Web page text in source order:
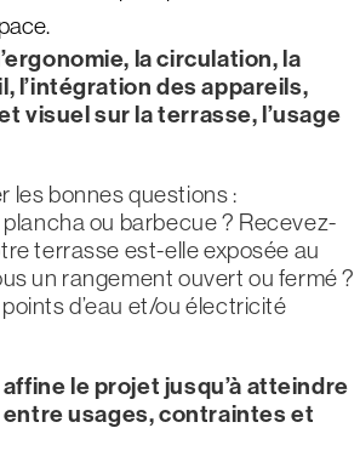
la circulation, la
l’intégration des appareils,
visuel sur la terrasse, l’usage
les bonnes questions :
ou barbecue ? Recevez-
terrasse est-elle exposée au
un rangement ouvert ou fermé ?
d’eau et/ou électricité
le projet jusqu’à atteindre
entre usages, contraintes et